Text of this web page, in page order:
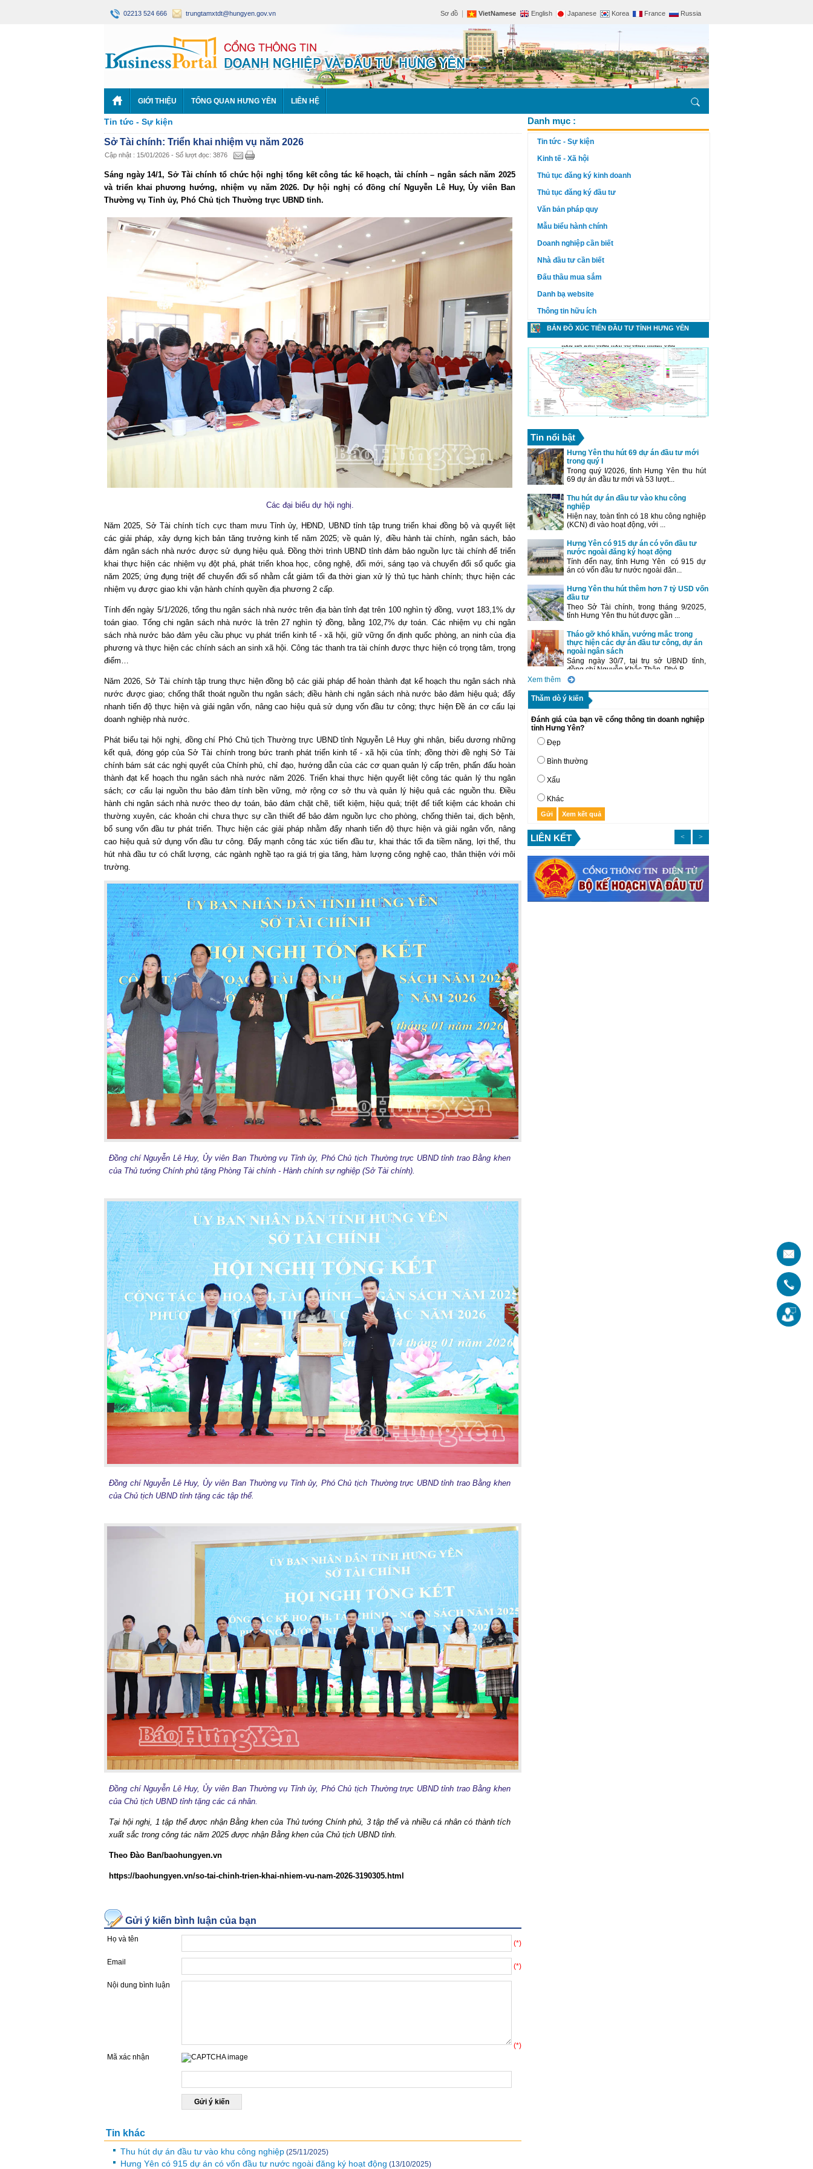
02213 524 666 trungtamxtdt@hungyen.gov.vn Sơ đồ VietNamese English Japanese Korea France Russia
GIỚI THIỆU TỔNG QUAN HƯNG YÊN LIÊN HỆ
Tin tức - Sự kiện
Sở Tài chính: Triển khai nhiệm vụ năm 2026
Cập nhật : 15/01/2026 - Số lượt đọc: 3876
Sáng ngày 14/1, Sở Tài chính tổ chức hội nghị tổng kết công tác kế hoạch, tài chính – ngân sách năm 2025
và triển khai phương hướng, nhiệm vụ năm 2026. Dự hội nghị có đồng chí Nguyễn Lê Huy, Ủy viên Ban
Thường vụ Tỉnh ủy, Phó Chủ tịch Thường trực UBND tỉnh.
Các đại biểu dự hội nghị.
Năm 2025, Sở Tài chính tích cực tham mưu Tỉnh ủy, HĐND, UBND tỉnh tập trung triển khai đồng bộ và quyết liệt
các giải pháp, xây dựng kịch bản tăng trưởng kinh tế năm 2025; về quản lý, điều hành tài chính, ngân sách, bảo
đảm ngân sách nhà nước được sử dụng hiệu quả. Đồng thời trình UBND tỉnh đảm bảo nguồn lực tài chính để triển
khai thực hiện các nhiệm vụ đột phá, phát triển khoa học, công nghệ, đổi mới, sáng tạo và chuyển đổi số quốc gia
năm 2025; ứng đụng triệt để chuyển đổi số nhằm cắt giảm tối đa thời gian xử lý thủ tục hành chính; thực hiện các
nhiệm vụ được giao khi vận hành chính quyền địa phương 2 cấp.
Tính đến ngày 5/1/2026, tổng thu ngân sách nhà nước trên địa bàn tỉnh đạt trên 100 nghìn tỷ đồng, vượt 183,1% dự
toán giao. Tổng chi ngân sách nhà nước là trên 27 nghìn tỷ đồng, bằng 102,7% dự toán. Các nhiệm vụ chi ngân
sách nhà nước bảo đảm yêu cầu phục vụ phát triển kinh tế - xã hội, giữ vững ổn định quốc phòng, an ninh của địa
phương và thực hiện các chính sách an sinh xã hội. Công tác thanh tra tài chính được thực hiện có trọng tâm, trọng
điểm…
Năm 2026, Sở Tài chính tập trung thực hiện đồng bộ các giải pháp để hoàn thành đạt kế hoạch thu ngân sách nhà
nước được giao; chống thất thoát nguồn thu ngân sách; điều hành chi ngân sách nhà nước bảo đảm hiệu quả; đẩy
nhanh tiến độ thực hiện và giải ngân vốn, nâng cao hiệu quả sử dụng vốn đầu tư công; thực hiện Đề án cơ cấu lại
doanh nghiệp nhà nước.
Phát biểu tại hội nghị, đồng chí Phó Chủ tịch Thường trực UBND tỉnh Nguyễn Lê Huy ghi nhận, biểu dương những
kết quả, đóng góp của Sở Tài chính trong bức tranh phát triển kinh tế - xã hội của tỉnh; đồng thời đề nghị Sở Tài
chính bám sát các nghị quyết của Chính phủ, chỉ đạo, hướng dẫn của các cơ quan quản lý cấp trên, phấn đấu hoàn
thành đạt kế hoạch thu ngân sách nhà nước năm 2026. Triển khai thực hiện quyết liệt công tác quản lý thu ngân
sách; cơ cấu lại nguồn thu bảo đảm tính bền vững, mở rộng cơ sở thu và quản lý hiệu quả các nguồn thu. Điều
hành chi ngân sách nhà nước theo dự toán, bảo đảm chặt chẽ, tiết kiệm, hiệu quả; triệt để tiết kiệm các khoản chi
thường xuyên, các khoản chi chưa thực sự cần thiết để bảo đảm nguồn lực cho phòng, chống thiên tai, dịch bệnh,
bổ sung vốn đầu tư phát triển. Thực hiện các giải pháp nhằm đẩy nhanh tiến độ thực hiện và giải ngân vốn, nâng
cao hiệu quả sử dụng vốn đầu tư công. Đẩy mạnh công tác xúc tiến đầu tư, khai thác tối đa tiềm năng, lợi thế, thu
hút nhà đầu tư có chất lượng, các ngành nghề tạo ra giá trị gia tăng, hàm lượng công nghệ cao, thân thiện với môi
trường.
Đồng chí Nguyễn Lê Huy, Ủy viên Ban Thường vụ Tỉnh ủy, Phó Chủ tịch Thường trực UBND tỉnh trao Bằng khen
của Thủ tướng Chính phủ tặng Phòng Tài chính - Hành chính sự nghiệp (Sở Tài chính).
Đồng chí Nguyễn Lê Huy, Ủy viên Ban Thường vụ Tỉnh ủy, Phó Chủ tịch Thường trực UBND tỉnh trao Bằng khen
của Chủ tịch UBND tỉnh tặng các tập thể.
Đồng chí Nguyễn Lê Huy, Ủy viên Ban Thường vụ Tỉnh ủy, Phó Chủ tịch Thường trực UBND tỉnh trao Bằng khen
của Chủ tịch UBND tỉnh tặng các cá nhân.
Tại hội nghị, 1 tập thể được nhận Bằng khen của Thủ tướng Chính phủ, 3 tập thể và nhiều cá nhân có thành tích
xuất sắc trong công tác năm 2025 được nhận Bằng khen của Chủ tịch UBND tỉnh.
Theo Đào Ban/baohungyen.vn
https://baohungyen.vn/so-tai-chinh-trien-khai-nhiem-vu-nam-2026-3190305.html
Gửi ý kiến bình luận của bạn
Họ và tên (*)
Email (*)
Nội dung bình luận
(*)
Mã xác nhận
Tin khác
Thu hút dự án đầu tư vào khu công nghiệp (25/11/2025)
Hưng Yên có 915 dự án có vốn đầu tư nước ngoài đăng ký hoạt động (13/10/2025)
Danh mục :
Tin tức - Sự kiện
Kinh tế - Xã hội
Thủ tục đăng ký kinh doanh
Thủ tục đăng ký đầu tư
Văn bản pháp quy
Mẫu biểu hành chính
Doanh nghiệp cần biết
Nhà đầu tư cần biết
Đấu thầu mua sắm
Danh bạ website
Thông tin hữu ích
BẢN ĐỒ XÚC TIẾN ĐẦU TƯ TỈNH HƯNG YÊN
Tin nổi bật
Hưng Yên thu hút 69 dự án đầu tư mới
trong quý I
Trong quý I/2026, tỉnh Hưng Yên thu hút
69 dự án đầu tư mới và 53 lượt...
Thu hút dự án đầu tư vào khu công
nghiệp
Hiện nay, toàn tỉnh có 18 khu công nghiệp
(KCN) đi vào hoạt động, với ...
Hưng Yên có 915 dự án có vốn đầu tư
nước ngoài đăng ký hoạt động
Tính đến nay, tỉnh Hưng Yên có 915 dự
án có vốn đầu tư nước ngoài đăn...
Hưng Yên thu hút thêm hơn 7 tỷ USD vốn
đầu tư
Theo Sở Tài chính, trong tháng 9/2025,
tỉnh Hưng Yên thu hút được gần ...
Tháo gỡ khó khăn, vướng mắc trong
thực hiện các dự án đầu tư công, dự án
ngoài ngân sách
Sáng ngày 30/7, tại trụ sở UBND tỉnh,
đồng chí Nguyễn Khắc Thận, Phó B...
Xem thêm
Thăm dò ý kiến
Đánh giá của bạn về cổng thông tin doanh nghiệp
tỉnh Hưng Yên?
Đẹp
Bình thường
Xấu
Khác
LIÊN KẾT >
<